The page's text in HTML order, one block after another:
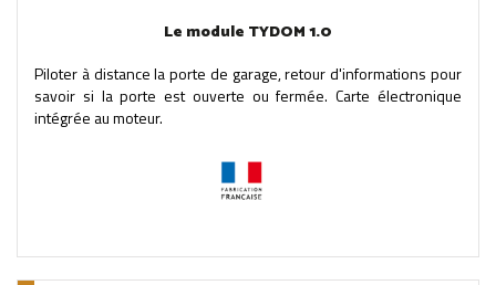
Le module TYDOM 1.0
Piloter à distance la porte de garage, retour d'informations pour
savoir si la porte est ouverte ou fermée. Carte électronique
intégrée au moteur.